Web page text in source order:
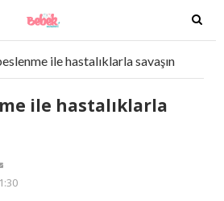
T
o
g
ile hastalıklarla savaşın
ile hastalıklarla